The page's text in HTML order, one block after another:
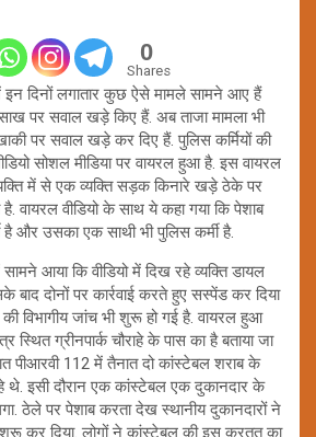
0
Shares
दिनों लगातार कुछ ऐसे मामले सामने आए हैं
पर सवाल खड़े किए हैं. अब ताजा मामला भी
पर सवाल खड़े कर दिए हैं. पुलिस कर्मियों की
सोशल मीडिया पर वायरल हुआ है. इस वायरल
में से एक व्यक्ति सड़क किनारे खड़े ठेके पर
वायरल वीडियो के साथ ये कहा गया कि पेशाब
है और उसका एक साथी भी पुलिस कर्मी है.
सामने आया कि वीडियो में दिख रहे व्यक्ति डायल
दोनों पर कार्रवाई करते हुए सस्पेंड कर दिया
विभागीय जांच भी शुरू हो गई है. वायरल हुआ
स्थित ग्रीनपार्क चौराहे के पास का है बताया जा
पीआरवी 112 में तैनात दो कांस्टेबल शराब के
थे. इसी दौरान एक कांस्टेबल एक दुकानदार के
ठेले पर पेशाब करता देख स्थानीय दुकानदारों ने
शुरू कर दिया. लोगों ने कांस्टेबल की इस करतूत का